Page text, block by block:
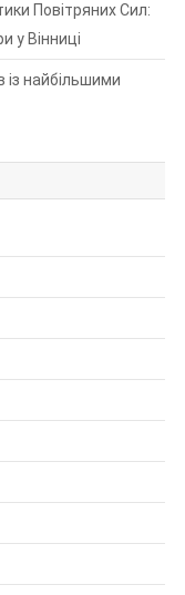
Повітряних Сил:
у Вінниці
із найбільшими